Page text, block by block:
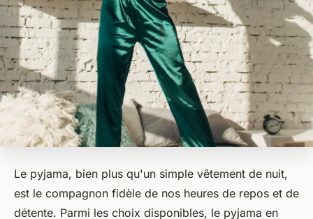
Le pyjama, bien plus qu'un simple vêtement de nuit,
est le compagnon fidèle de nos heures de repos et de
détente. Parmi les choix disponibles, le pyjama en